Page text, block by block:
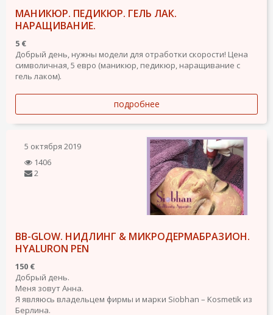
МАНИКЮР. ПЕДИКЮР. ГЕЛЬ ЛАК.
НАРАЩИВАНИЕ.
5 €
Добрый день, нужны модели для отработки скорости! Цена
символичная, 5 евро (маникюр, педикюр, наращивание с
гель лаком).
подробнее
5 октября 2019
1406
2
BB-GLOW. НИДЛИНГ & МИКРОДЕРМАБРАЗИОН.
HYALURON PEN
150 €
Добрый день.
Меня зовут Анна.
Я являюсь владельцем фирмы и марки Siobhan – Kosmetik из
Берлина.